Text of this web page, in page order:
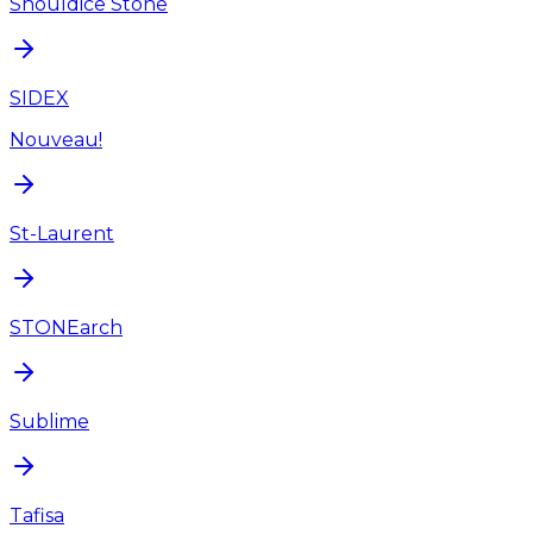
SIDEX
Nouveau!
St-Laurent
STONEarch
Sublime
Tafisa